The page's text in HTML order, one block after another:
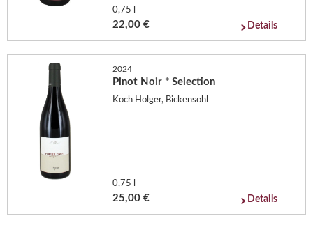
0,75 l
22,00 € Details
2024
Pinot Noir * Selection
Koch Holger, Bickensohl
0,75 l
25,00 € Details